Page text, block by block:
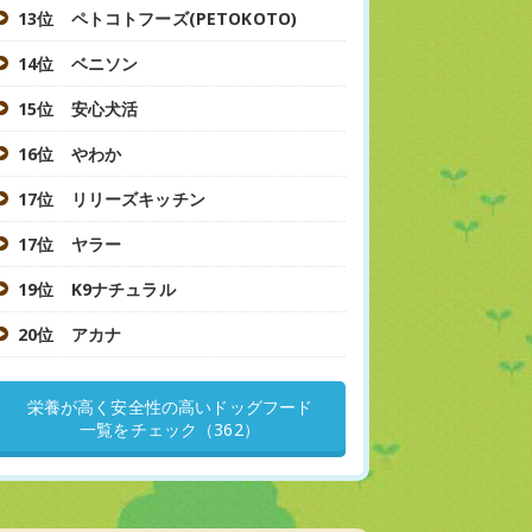
13位 ペトコトフーズ(PETOKOTO)
14位 ベニソン
15位 安心犬活
16位 やわか
17位 リリーズキッチン
17位 ヤラー
19位 K9ナチュラル
20位 アカナ
栄養が高く安全性の高いドッグフード
一覧をチェック（362）